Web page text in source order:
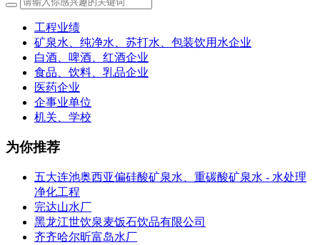
工程业绩
矿泉水、纯净水、苏打水、包装饮用水企业
白酒、啤酒、红酒企业
食品、饮料、乳品企业
医药企业
企事业单位
机关、学校
为你推荐
五大连池奥西亚偏硅酸矿泉水、重碳酸矿泉水 - 水处理
净化工程
完达山水厂
黑龙江世饮泉麦饭石饮品有限公司
齐齐哈尔昕富岛水厂